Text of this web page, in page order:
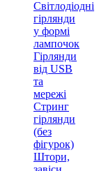
Світлодіодні
гірлянди
у формі
лампочок
Гірлянди
від USB
та
мережі
Стринг
гірлянди
(без
фігурок)
Штори,